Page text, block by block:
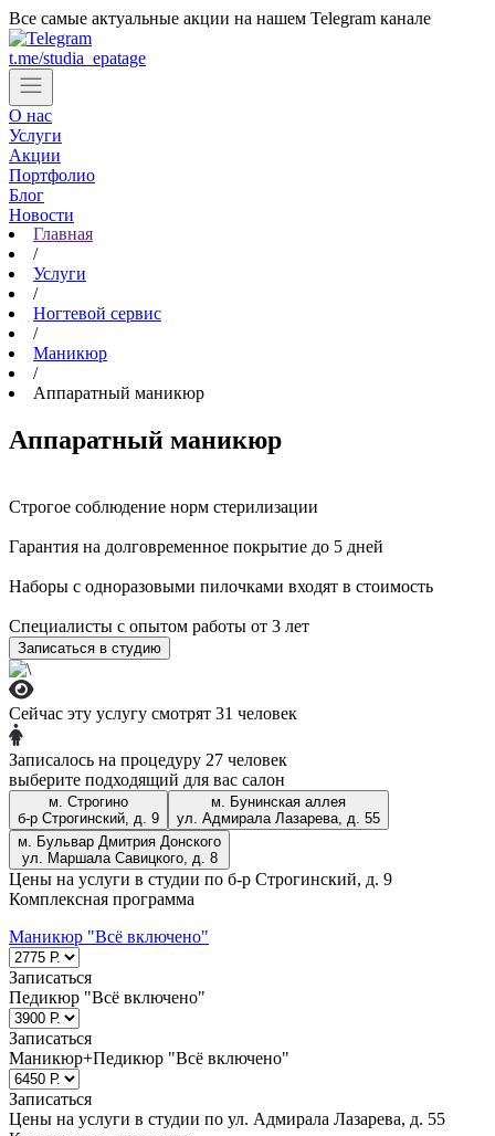
Все самые актуальные акции на нашем Telegram канале
t.me/studia_epatage
О нас
Услуги
Акции
Портфолио
Блог
Новости
Цены
Контакты
Cтудии в Москве
Центр косметологии
ул. Партизанская, д. 24
+7 (903) 184-44-49 Записаться
ул. Адмирала Лазарева, д. 55
+7 (909) 999-43-38 Записаться
м. Бульвар Дмитрия Донского
ул. Маршала Савицкого, д. 8
+7 (969) 123-55-52
м. Строгино
б-р Строгинский, д. 9
+7 (965) 404-75-45
Записаться
Записаться
Лазерная эпиляция
4800 р. все тело
Телеграм-бот
Главная
/
Услуги
/
Ногтевой сервис
/
Маникюр
/
Аппаратный маникюр
Аппаратный маникюр
Строгое соблюдение норм стерилизации
Гарантия на долговременное покрытие до 5 дней
Наборы с одноразовыми пилочками входят в стоимость
Специалисты с опытом работы от 3 лет
Записаться в студию
Сейчас эту услугу смотрят 31 человек
Записалось на процедуру 27 человек
выберите подходящий для вас салон
м. Строгино
б-р Строгинский, д. 9
м. Бунинская аллея
ул. Адмирала Лазарева, д. 55
м. Бульвар Дмитрия Донского
ул. Маршала Савицкого, д. 8
Цены на услуги в студии по б-р Строгинский, д. 9
Комплексная программа
Маникюр "Всё включено"
Записаться
Педикюр "Всё включено"
Записаться
Маникюр+Педикюр "Всё включено"
Записаться
Цены на услуги в студии по ул. Адмирала Лазарева, д. 55